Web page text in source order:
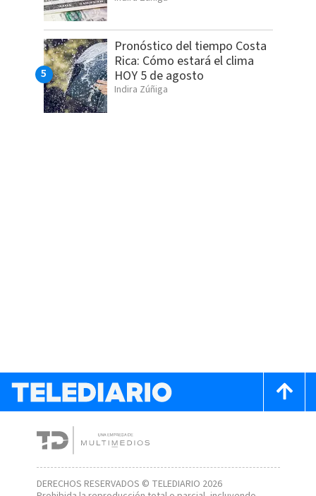
Pronóstico del tiempo Costa
Rica: Cómo estará el clima
HOY 5 de agosto
Indira Zúñiga
DERECHOS RESERVADOS © TELEDIARIO 2026